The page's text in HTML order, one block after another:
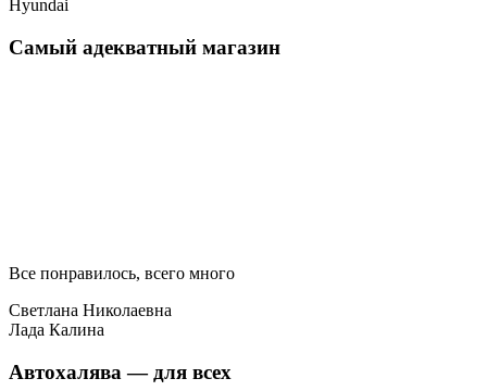
Hyundai
Самый адекватный магазин
Все понравилось, всего много
Светлана Николаевна
Лада Калина
Автохалява — для всех